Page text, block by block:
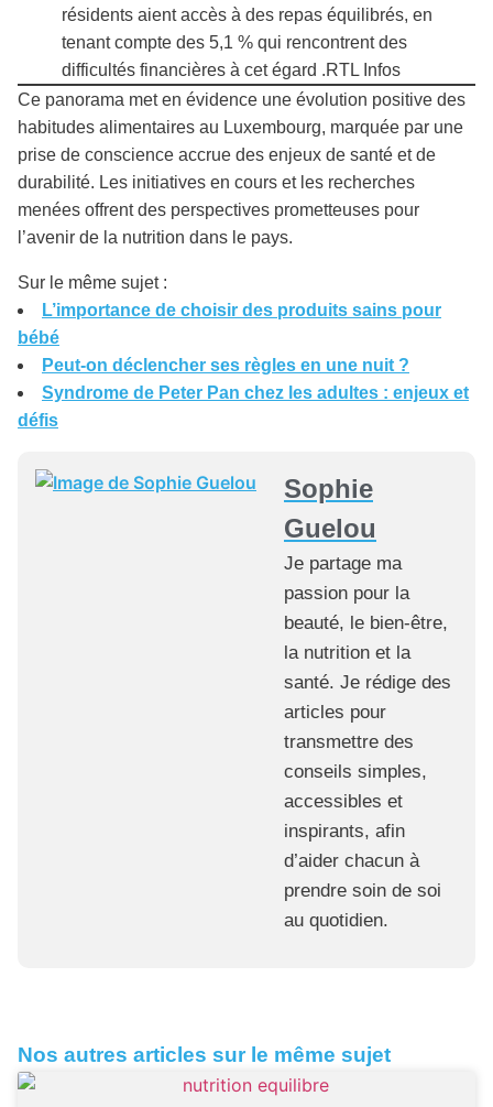
résidents aient accès à des repas équilibrés, en
tenant compte des 5,1 % qui rencontrent des
difficultés financières à cet égard .​RTL Infos
Ce panorama met en évidence une évolution positive des
habitudes alimentaires au Luxembourg, marquée par une
prise de conscience accrue des enjeux de santé et de
durabilité. Les initiatives en cours et les recherches
menées offrent des perspectives prometteuses pour
l’avenir de la nutrition dans le pays.
Sur le même sujet :
L’importance de choisir des produits sains pour
bébé
Peut-on déclencher ses règles en une nuit ?
Syndrome de Peter Pan chez les adultes : enjeux et
défis
Sophie
Guelou
Je partage ma
passion pour la
beauté, le bien-être,
la nutrition et la
santé. Je rédige des
articles pour
transmettre des
conseils simples,
accessibles et
inspirants, afin
d’aider chacun à
prendre soin de soi
au quotidien.
Nos autres articles sur le même sujet